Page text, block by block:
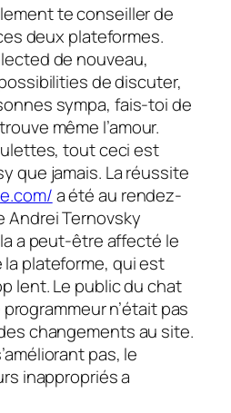
te conseiller de
deux plateformes.
de nouveau,
de discuter,
sympa, fais-toi de
même l’amour.
tout ceci est
que jamais. La réussite
a été au rendez-
Andrei Ternovsky
a peut-être affecté le
plateforme, qui est
lent. Le public du chat
n’était pas
changements au site.
pas, le
inappropriés a